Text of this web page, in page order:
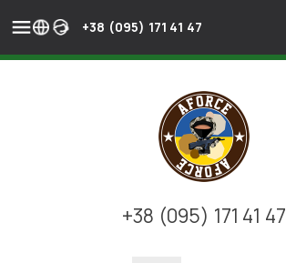
+38 (095) 171 41 47
+38 (095) 171 41 47